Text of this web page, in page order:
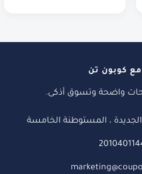
كوبون تن
واضحة وتسوق أذكى.
، المستوطنة الخامسة